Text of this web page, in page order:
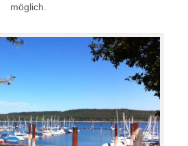
möglich.